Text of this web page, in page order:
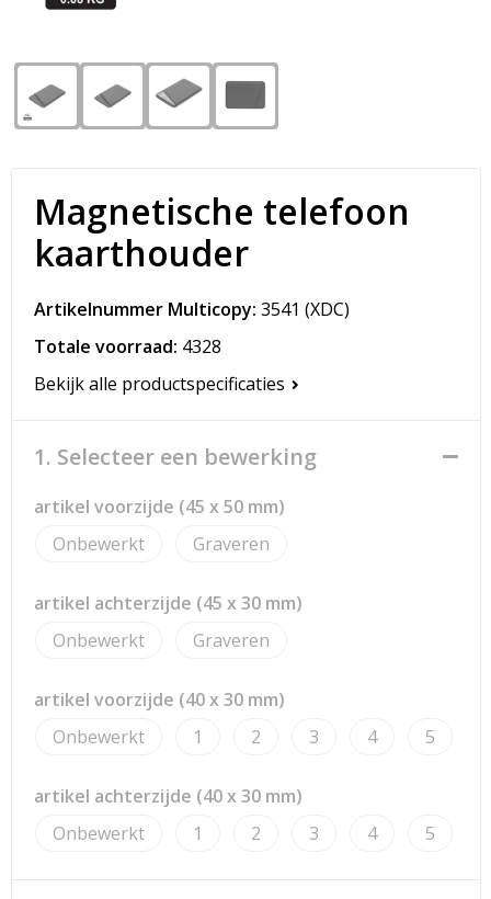
Snoepgoed
Spellen voor binnen en buiten
Sport
Vrije tijd en Strand
Matrozentassen
Opvouwbare tassen
Papieren tassen
Reistassen
Schoudertassen
Strandtassen
Toilettassen
Waterbestendige tassen
Duffeltassen
Magnetische telefoon
kaarthouder
Artikelnummer Multicopy: 3541 (XDC)
Totale voorraad: 4328
Bekijk alle productspecificaties
1. Selecteer een bewerking
artikel voorzijde (45 x 50 mm)
Onbewerkt
Graveren
artikel achterzijde (45 x 30 mm)
Onbewerkt
Graveren
artikel voorzijde (40 x 30 mm)
Onbewerkt
1 2 3 4 5
artikel achterzijde (40 x 30 mm)
Onbewerkt
1 2 3 4 5